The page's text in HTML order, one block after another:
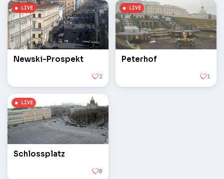
Newski-Prospekt
2
Peterhof
1
Schlossplatz
0